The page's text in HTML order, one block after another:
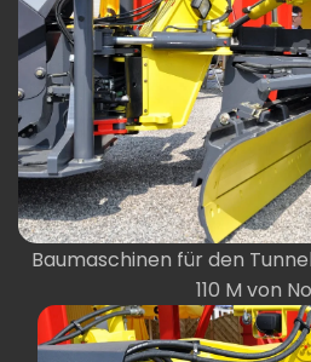
Baumaschinen für den
110 M von